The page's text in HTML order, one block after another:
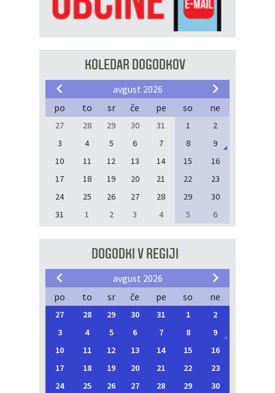
KOLEDAR DOGODKOV
avgust 2026
po
to sr če pe so ne
27 28 29 30 31 1
2
3
4 5 6 7 8
9
10
11 12 13 14 15
16
17
18 19 20 21 22
23
24
25 26 27 28 29
30
31
1 2 3 4 5 6
DOGODKI V REGIJI
avgust 2026
po
to sr če pe so ne
27 28 29 30 31 1
2
3
4 5 6 7 8
9
10
11 12 13 14 15
16
17
18 19 20 21 22
23
24
25 26 27 28 29
30